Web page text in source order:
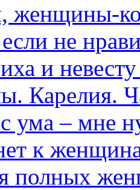
женщины-
не
и
Карелия.
ума – мне
к
полных